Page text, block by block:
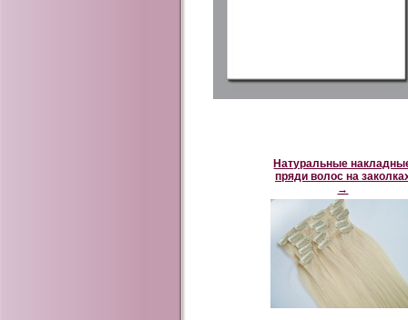
Натуральные
пряди волос на
→